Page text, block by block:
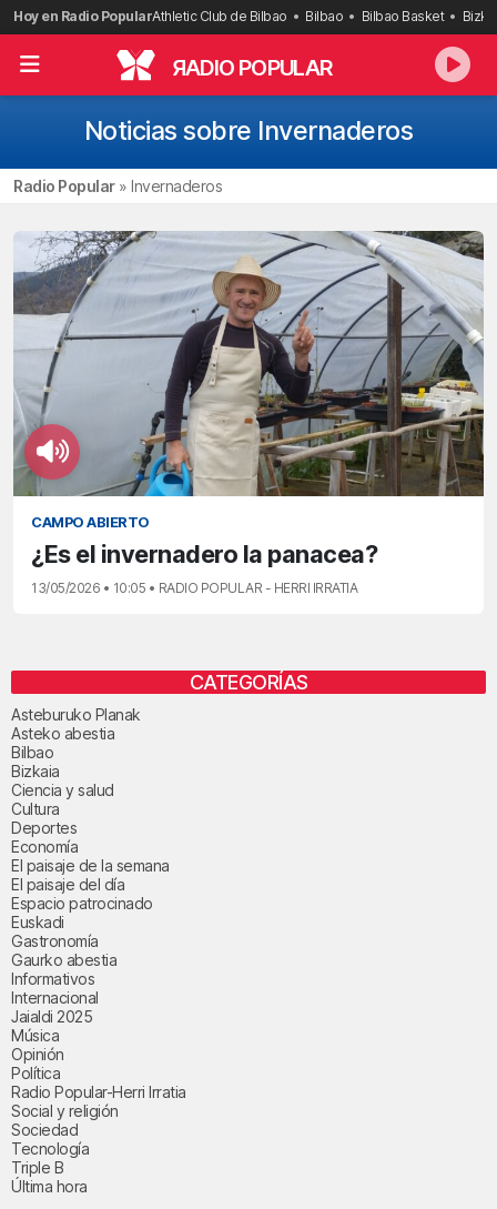
Saltar
al
contenido
Hoy en Radio PopularAthletic Club de Bilbao Bilbao Bilbao Basket
RADIO POPULAR
Noticias sobre Invernaderos
Radio Popular» Invernaderos
CAMPO ABIERTO
¿Es el invernadero la panacea?
13/05/2026 • 10:05 • RADIO POPULAR - HERRI IRRATIA
CATEGORÍAS
Asteburuko Planak
Asteko abestia
Bilbao
Bizkaia
Ciencia y salud
Cultura
Deportes
Economía
El paisaje de la semana
El paisaje del día
Espacio patrocinado
Euskadi
Gastronomía
Gaurko abestia
Informativos
Internacional
Jaialdi 2025
Música
Opinión
Política
Radio Popular-Herri Irratia
Social y religión
Sociedad
Tecnología
Triple B
Última hora